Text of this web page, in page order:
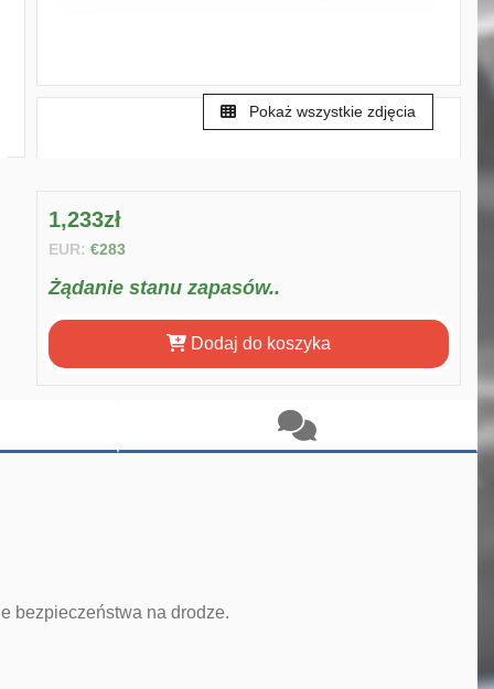
Pokaż wszystkie zdjęcia
1,233zł
EUR: €283
Żądanie stanu zapasów..
Dodaj do koszyka
bezpieczeństwa na drodze.